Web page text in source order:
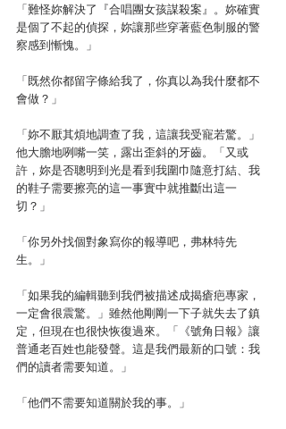
「難怪妳解決了『合唱團女孩謀殺案』。妳確實
是個了不起的偵探，妳讓那些穿著藍色制服的警
察感到慚愧。」
「既然你都留字條給我了，你真以為我什麼都不
會做？」
「妳不厭其煩地調查了我，這讓我受寵若驚。」
他大膽地咧嘴一笑，露出歪斜的牙齒。「又或
許，妳是否聰明到光是看到我圍巾隨意打結、我
的鞋子需要擦亮的這一事實中就推斷出這一
切？」
「你另外找個對象寫你的報導吧，弗林特先
生。」
「如果我的編輯聽到我們被描述成揭瘡疤專家，
一定會很震驚。」雖然他剛剛一下子就失去了鎮
定，但現在也很快恢復過來。「《號角日報》讓
普通老百姓也能發聲。這是我們最新的口號：我
們的讀者需要知道。」
「他們不需要知道關於我的事。」